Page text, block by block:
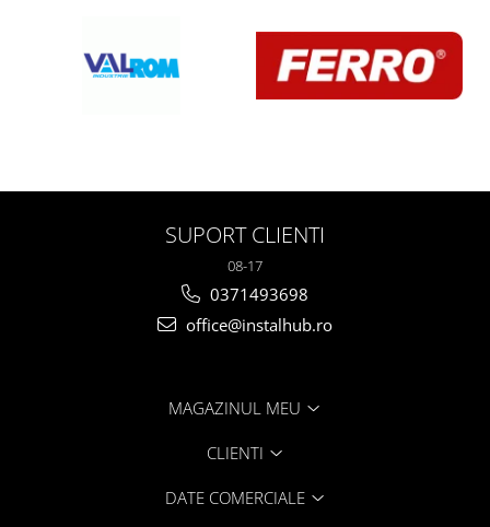
SUPORT CLIENTI
08-17
0371493698
office@instalhub.ro
MAGAZINUL MEU
CLIENTI
DATE COMERCIALE